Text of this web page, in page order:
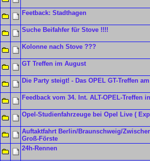
Feetback: Stadthagen
Suche Beifahfer für Stove !!!!
Kolonne nach Stove ???
GT Treffen im August
Die Party steigt! - Das OPEL GT-Treffen
Feedback vom 34. Int. ALT-OPEL-Treffen
Opel-Studienfahrzeuge bei Opel Live (
Auftaktfahrt Berlin/Braunschweig/
Groß-Förste
24h-Rennen